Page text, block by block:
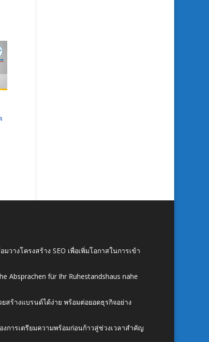
วางโครงสร้าง SEO เพื่อเพิ่มโอกาสในการเข้า
Absprachen für Ihr Ruhestandshaus nahe
สร้างแบรนด์ได้ง่าย พร้อมต่อยอดธุรกิจอย่าง
การเตรียมความพร้อมก่อนก้าวสู่ช่วงเวลาสำคัญ